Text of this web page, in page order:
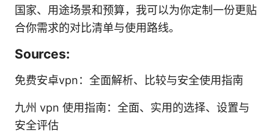
国家、用途场景和预算，我可以为你定制一份更贴
合你需求的对比清单与使用路线。
Sources:
免费安卓vpn：全面解析、比较与安全使用指南
九州 vpn 使用指南：全面、实用的选择、设置与
安全评估